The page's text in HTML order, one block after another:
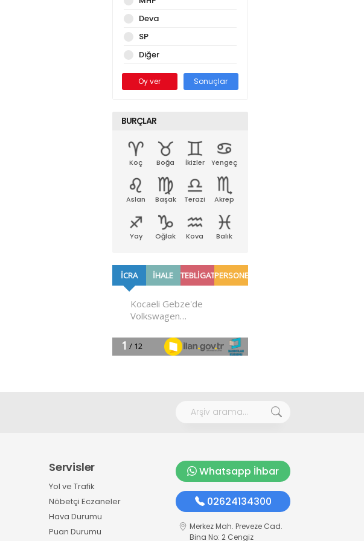
Deva
SP
Diğer
Oy ver Sonuçlar
BURÇLAR
Koç Boğa İkizler Yengeç
Aslan Başak Terazi Akrep
Yay Oğlak Kova Balık
Servisler
Yol ve Trafik
Nöbetçi Eczaneler
Hava Durumu
Puan Durumu
Whatsapp İhbar
02624134300
Merkez Mah. Preveze Cad.
Bina No: 2 Cengiz